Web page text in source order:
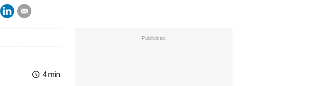
4 min